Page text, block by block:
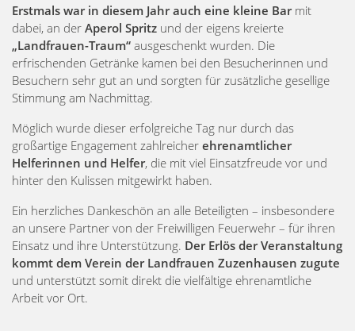
Erstmals war in diesem Jahr auch eine kleine Barmit
dabei, an der Aperol Spritz und der eigens kreierte
„Landfrauen-Traum“ ausgeschenkt wurden. Die
erfrischenden Getränke kamen bei den Besucherinnen und
Besuchern sehr gut an und sorgten für zusätzliche gesellige
Stimmung am Nachmittag.
Möglich wurde dieser erfolgreiche Tag nur durch das
großartige Engagement zahlreicher ehrenamtlicher
Helferinnen und Helfer, die mit viel Einsatzfreude vor und
hinter den Kulissen mitgewirkt haben.
Ein herzliches Dankeschön an alle Beteiligten – insbesondere
an unsere Partner von der Freiwilligen Feuerwehr – für ihren
Einsatz und ihre Unterstützung. Der Erlös der Veranstaltung
kommt dem Verein der Landfrauen Zuzenhausen zugute
und unterstützt somit direkt die vielfältige ehrenamtliche
Arbeit vor Ort.